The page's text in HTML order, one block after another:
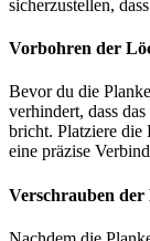
sicherzustellen,
Vorbohren der
Bevor du die
verhindert, dass
bricht. Platziere die
eine präzise
Verschrauben der